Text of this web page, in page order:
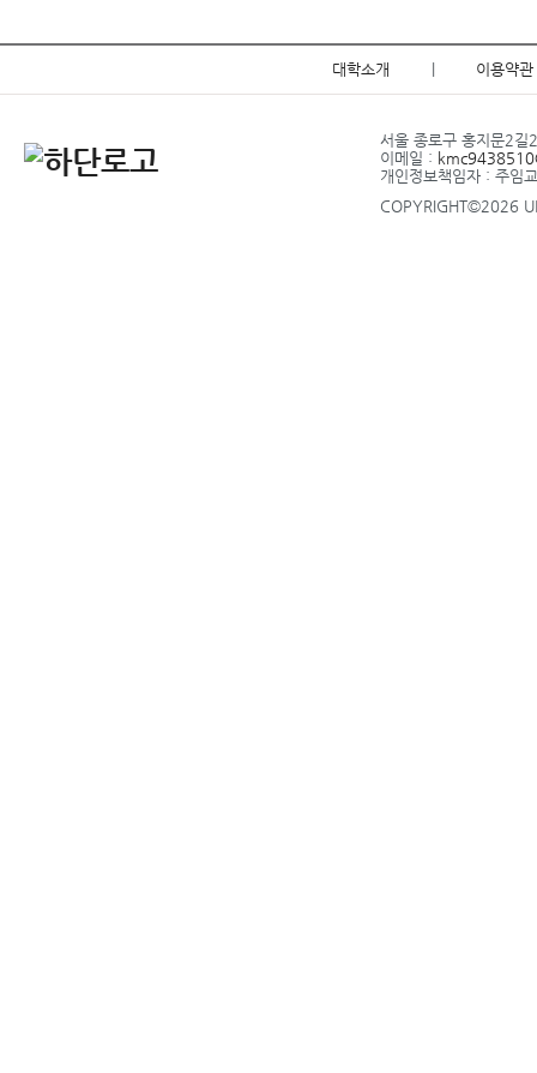
대학소개 이용약관
서울 종로구 홍지문
이메일 :
개인정보책임자 : 주
COPYRIGHT©2026